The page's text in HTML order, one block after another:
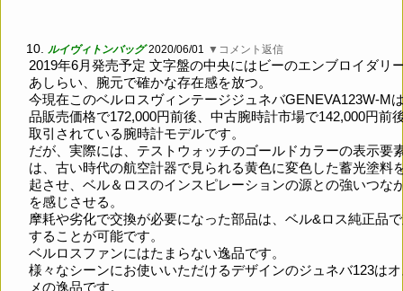
10. ルイヴィトンバッグ 2020/06/01 ▼コメント返信
2019年6月発売予定 文字盤の中央にはビーのエンブロイダリ
あしらい、腕元で確かな存在感を放つ。
今現在このベルロスヴィンテージジュネバGENEVA123W-M
品販売価格で172,000円前後、中古腕時計市場で142,000円前
取引されている腕時計モデルです。
だが、実際には、テストウォッチのゴールドカラーの表示要
は、古い時代の航空計器で見られる黄色に変色した蓄光塗料
起させ、ベル＆ロスのインスピレーションの源との強いつな
を感じさせる。
摩耗や劣化で交換が必要になった部品は、ベル&ロス純正品
することが可能です。
ベルロスファンにはたまらない逸品です。
様々なシーンにお使いいただけるデザインのジュネバ123は
メの逸品です。